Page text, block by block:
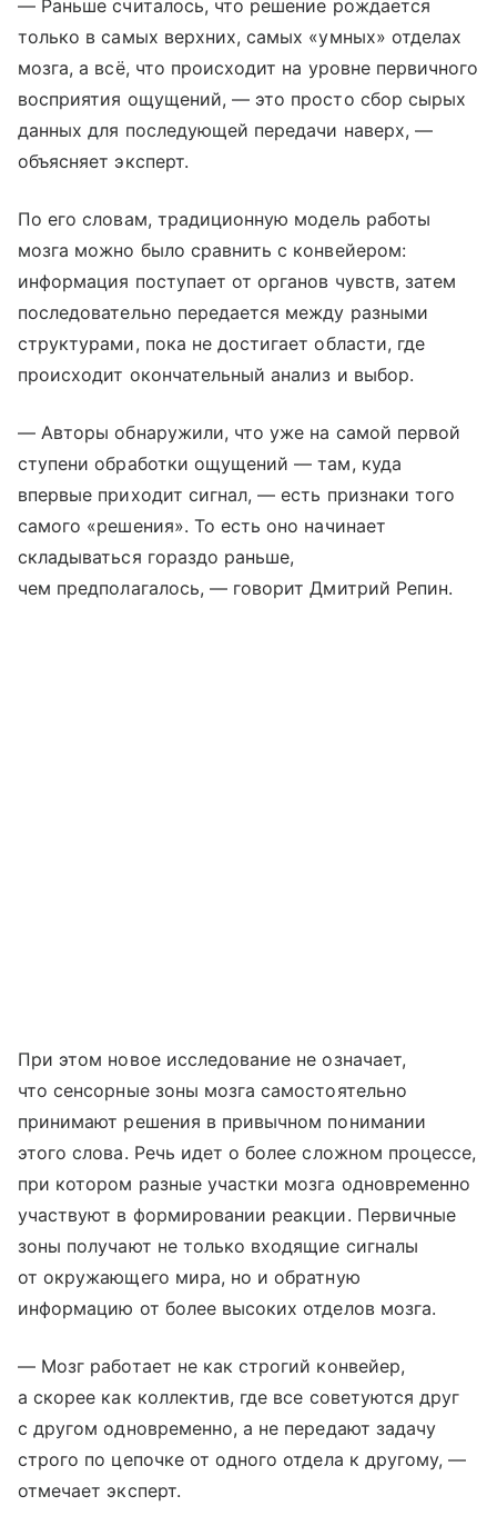
— Раньше считалось, что решение рождается
только в самых верхних, самых «умных» отделах
мозга, а всё, что происходит на уровне первичного
восприятия ощущений, — это просто сбор сырых
данных для последующей передачи наверх, —
объясняет эксперт.
По его словам, традиционную модель работы
мозга можно было сравнить с конвейером:
информация поступает от органов чувств, затем
последовательно передается между разными
структурами, пока не достигает области, где
происходит окончательный анализ и выбор.
— Авторы обнаружили, что уже на самой первой
ступени обработки ощущений — там, куда
впервые приходит сигнал, — есть признаки того
самого «решения». То есть оно начинает
складываться гораздо раньше,
чем предполагалось, — говорит Дмитрий Репин.
При этом новое исследование не означает,
что сенсорные зоны мозга самостоятельно
принимают решения в привычном понимании
этого слова. Речь идет о более сложном процессе,
при котором разные участки мозга одновременно
участвуют в формировании реакции. Первичные
зоны получают не только входящие сигналы
от окружающего мира, но и обратную
информацию от более высоких отделов мозга.
— Мозг работает не как строгий конвейер,
а скорее как коллектив, где все советуются друг
с другом одновременно, а не передают задачу
строго по цепочке от одного отдела к другому, —
отмечает эксперт.